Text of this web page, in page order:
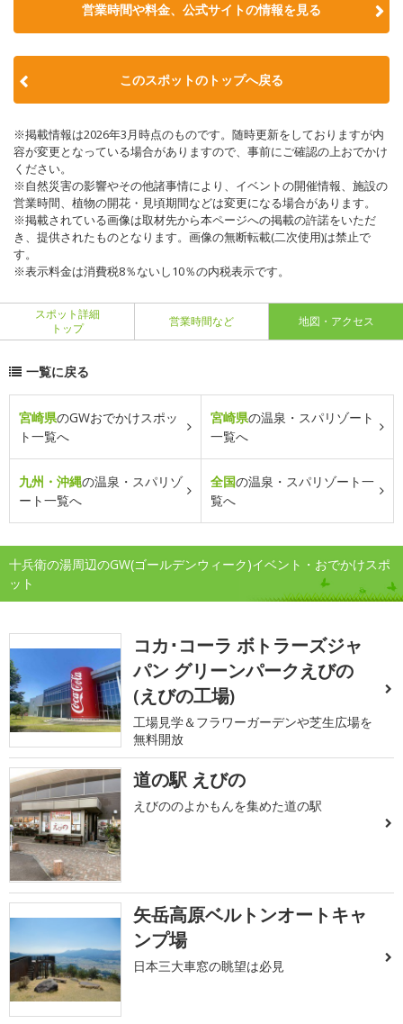
営業時間や料金、公式サイトの情報を見る
このスポットのトップへ戻る
※掲載情報は2026年3月時点のものです。随時更新をしておりますが内
容が変更となっている場合がありますので、事前にご確認の上おでかけ
ください。
※自然災害の影響やその他諸事情により、イベントの開催情報、施設の
営業時間、植物の開花・見頃期間などは変更になる場合があります。
※掲載されている画像は取材先から本ページへの掲載の許諾をいただ
き、提供されたものとなります。画像の無断転載(二次使用)は禁止で
す。
※表示料金は消費税8％ないし10％の内税表示です。
スポット詳細
トップ
営業時間など 地図・アクセス
一覧に戻る
宮崎県のGWおでかけスポッ
ト一覧へ
宮崎県の温泉・スパリゾート
一覧へ
九州・沖縄の温泉・スパリゾ
ート一覧へ
全国の温泉・スパリゾート一
覧へ
十兵衛の湯周辺のGW(ゴールデンウィーク)イベント・おでかけスポ
ット
コカ･コーラ ボトラーズジャ
パン グリーンパークえびの
(えびの工場)
工場見学＆フラワーガーデンや芝生広場を
無料開放
道の駅 えびの
えびののよかもんを集めた道の駅
矢岳高原ベルトンオートキャ
ンプ場
日本三大車窓の眺望は必見